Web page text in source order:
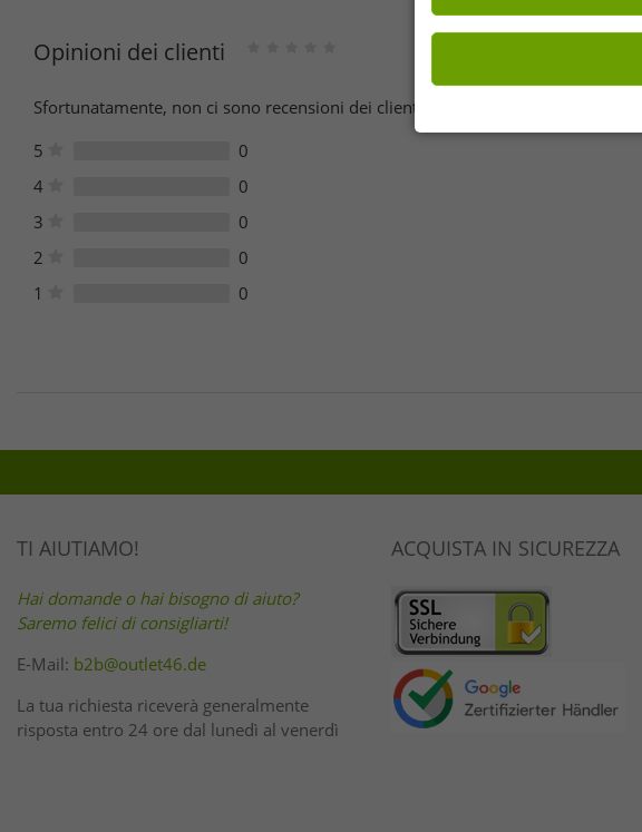
Opinioni dei clienti
Sfortunatamente, non ci sono recensioni dei clienti per questo articolo.
5
0
4
0
3
0
2
0
1
0
TI AIUTIAMO!
Hai domande o hai bisogno di aiuto?
Saremo felici di consigliarti!
E-Mail: b2b@outlet46.de
La tua richiesta riceverà generalmente
risposta entro 24 ore dal lunedì al venerdì
ACQUISTA IN SICUREZZA